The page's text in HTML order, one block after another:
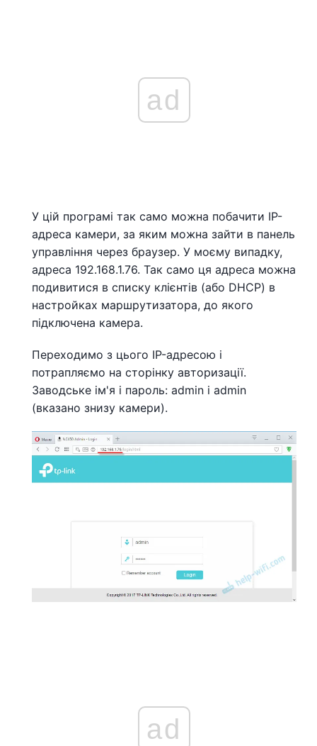
ad
У цій програмі так само можна побачити IP-
адреса камери, за яким можна зайти в панель
управління через браузер. У моєму випадку,
адреса 192.168.1.76. Так само ця адреса можна
подивитися в списку клієнтів (або DHCP) в
настройках маршрутизатора, до якого
підключена камера.
Переходимо з цього IP-адресою і
потрапляємо на сторінку авторизації.
Заводське ім'я і пароль: admin і admin
(вказано знизу камери).
ad